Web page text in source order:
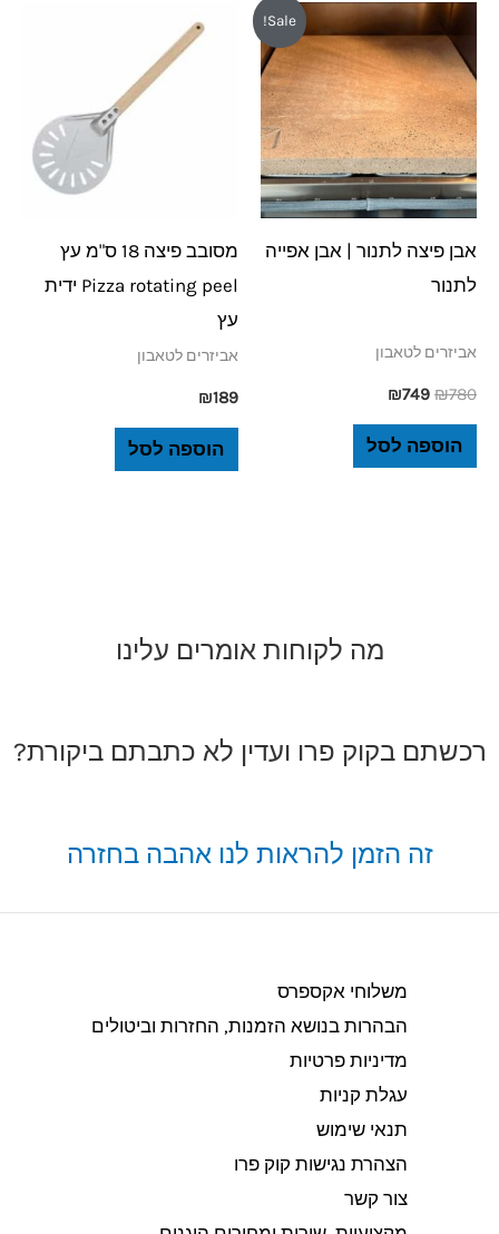
Sale!
אבן פיצה לתנור | אבן אפייה
לתנור
אביזרים לטאבון
₪780
המחיר
המקורי
היה:
₪780.
₪749
המחיר
הנוכחי
הוא:
₪749.
הוספה לסל
מסובב פיצה 18 ס"מ עץ
Pizza rotating peel ידית
עץ
אביזרים לטאבון
₪189
הוספה לסל
מה לקוחות אומרים עלינו
רכשתם בקוק פרו ועדין לא כתבתם ביקורת?
זה הזמן להראות לנו אהבה בחזרה
משלוחי אקספרס
הבהרות בנושא הזמנות, החזרות וביטולים​
מדיניות פרטיות
עגלת קניות
תנאי שימוש
הצהרת נגישות קוק פרו
צור קשר